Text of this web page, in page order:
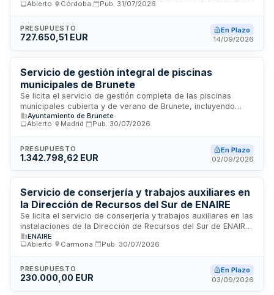
comprende prestaciones de carácter logístico y de soporte
entidad adjudicadora es Mercacórdoba, S.A., organismo de
sector público que se rige por sus propias instrucciones
Abierto
Córdoba Pub. 31/07/2026
PRESUPUESTO
727.650,51 EUR
En Plazo
14/09/2026
Servicio de gestión integral de piscinas
municipales de Brunete
Se licita el servicio de gestión completa de las piscinas
municipales cubierta y de verano de Brunete, incluyendo
funciones de socorrismo, recepción, limpieza y
mantenimiento de instalaciones. El contrato abarca la
actividades durante la temporada de apertura, así como el
mantenimiento preventivo durante el cierre. El Ayuntamiento
garantizar el funcionamiento operativo y la seguridad de
ambas instalaciones deportivas municipales.
Ayuntamiento de Brunete
Abierto
Madrid Pub. 30/07/2026
PRESUPUESTO
1.342.798,62 EUR
En Plazo
02/09/2026
Servicio de conserjería y trabajos auxiliares en
la Dirección de Recursos del Sur de ENAIRE
Se licita el servicio de conserjería y trabajos auxiliares en las
instalaciones de la Dirección de Recursos del Sur de ENAIRE,
empresa pública del sector de navegación aérea. El contrato
está reservado exclusivamente a Centros Especiales de
adicional cuarta de la Ley de Contratos del Sector Público. El
procedimiento es abierto en garantía de publicidad y
ENAIRE
Abierto
Carmona Pub. 30/07/2026
PRESUPUESTO
230.000,00 EUR
En Plazo
03/09/2026